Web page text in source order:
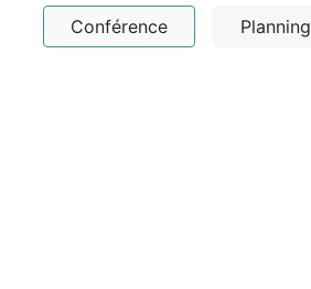
Conférence Planning